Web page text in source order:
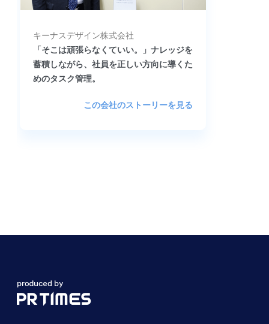
キーナスデザイン株式会社
「そこは頑張らなくていい。」ナレッジを
蓄積しながら、社員を正しい方向に導くた
めのタスク管理。
この会社のストーリーを見る